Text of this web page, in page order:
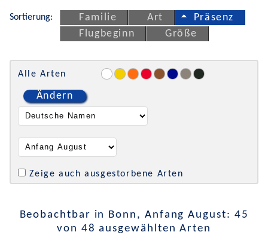
Sortierung: Familie Art
Präsenz
Flugbeginn
Größe
Alle Arten
Ändern
Zeige auch ausgestorbene Arten
Beobachtbar in Bonn, Anfang August: 45
von 48 ausgewählten Arten